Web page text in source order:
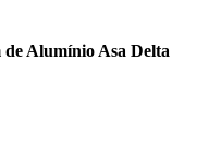
Alumínio Asa Delta